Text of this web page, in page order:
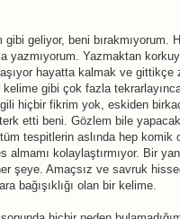
geliyor, beni bırakmıyorum.
yazmıyorum. Yazmaktan
hayatta kalmak ve gittikçe
gibi çok fazla
hiçbir fikrim yok, eskiden
etti beni. Gözlem bile
tespitlerin aslında hep
kolaylaştırmıyor. Bir
şeye. Amaçsız ve savruk
bağışıklığı olan bir kelime.